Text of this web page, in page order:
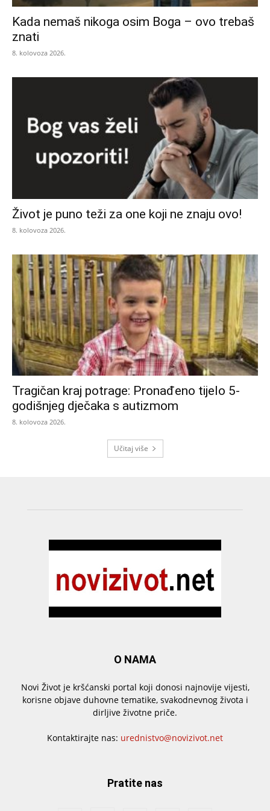
Kada nemaš nikoga osim Boga – ovo trebaš
znati
8. kolovoza 2026.
Život je puno teži za one koji ne znaju ovo!
8. kolovoza 2026.
Tragičan kraj potrage: Pronađeno tijelo 5-
godišnjeg dječaka s autizmom
8. kolovoza 2026.
Učitaj više
O NAMA
Novi Život je kršćanski portal koji donosi najnovije vijesti,
korisne objave duhovne tematike, svakodnevnog života i
dirljive životne priče.
Kontaktirajte nas: urednistvo@novizivot.net
Pratite nas